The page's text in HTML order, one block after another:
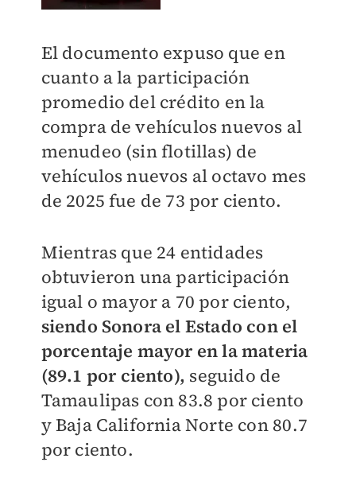
El documento expuso que en
cuanto a la participación
promedio del crédito en la
compra de vehículos nuevos al
menudeo (sin flotillas) de
vehículos nuevos al octavo mes
de 2025 fue de 73 por ciento.
Mientras que 24 entidades
obtuvieron una participación
igual o mayor a 70 por ciento,
siendo Sonora el Estado con el
porcentaje mayor en la materia
(89.1 por ciento), seguido de
Tamaulipas con 83.8 por ciento
y Baja California Norte con 80.7
por ciento.